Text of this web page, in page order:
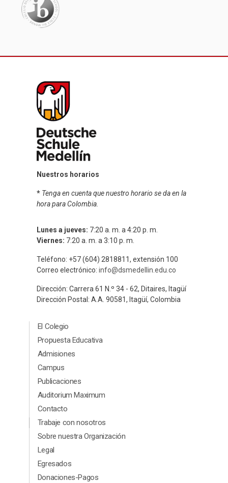
Nuestros horarios
* Tenga en cuenta que nuestro horario se da en la
hora para Colombia.
Lunes a jueves: 7:20 a. m. a 4:20 p. m.
Viernes: 7:20 a. m. a 3:10 p. m.
Teléfono: +57 (604) 2818811, extensión 100
Correo electrónico: info@dsmedellin.edu.co
Dirección: Carrera 61 N.º 34 - 62, Ditaires, Itagüí
Dirección Postal: A.A. 90581, Itagüí, Colombia
Menú Principal Footer
El Colegio
Propuesta Educativa
Admisiones
Campus
Publicaciones
Auditorium Maximum
Contacto
Menú segundario Footer
Trabaje con nosotros
Sobre nuestra Organización
Legal
Egresados
Donaciones-Pagos